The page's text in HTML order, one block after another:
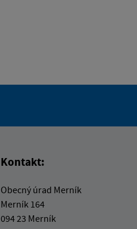
Kontakt:
Obecný úrad Merník
Merník 164
094 23 Merník